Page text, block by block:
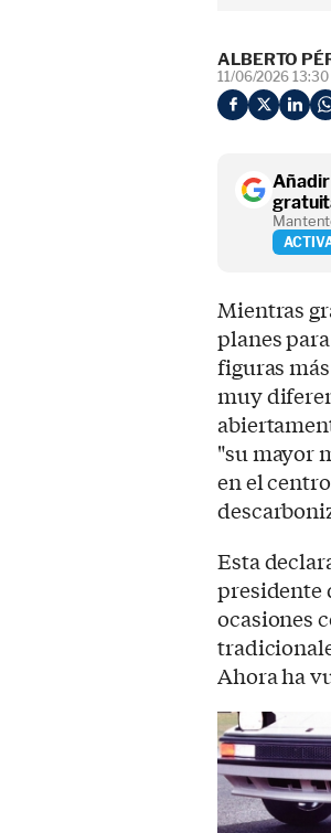
ALBERTO
11/06/2026 13:30
Añadir
Mientras
planes
figuras
muy
"su mayor
en el
Esta
presidente
ocasiones
Ahora ha